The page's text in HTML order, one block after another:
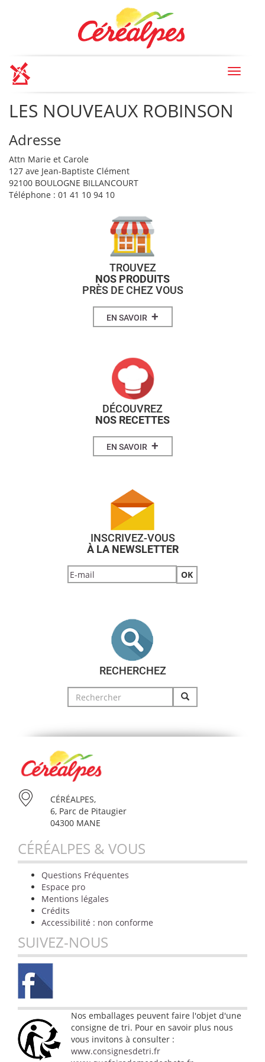
Toggle
LES NOUVEAUX ROBINSON
Adresse
Attn Marie et Carole
127 ave Jean-Baptiste Clément
92100 BOULOGNE BILLANCOURT
Téléphone : 01 41 10 94 10
TROUVEZ
NOS PRODUITS
PRÈS DE CHEZ VOUS
EN SAVOIR +
DÉCOUVREZ
NOS RECETTES
EN SAVOIR +
INSCRIVEZ-VOUS
À LA NEWSLETTER
RECHERCHEZ
Search
for:
CÉRÉALPES,
6, Parc de Pitaugier
04300 MANE
CÉRÉALPES & VOUS
Questions Fréquentes
Espace pro
Mentions légales
Crédits
Accessibilité : non conforme
SUIVEZ-NOUS
Nos emballages peuvent faire l'objet d'une
consigne de tri. Pour en savoir plus nous
vous invitons à consulter :
www.consignesdetri.fr